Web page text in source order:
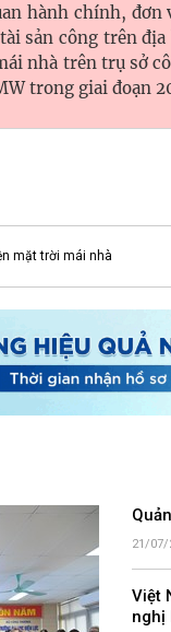
hành chính, đơn
sản công trên
nhà trên trụ sở
trong giai đoạn
mặt trời mái nhà
21/07/
Việt
nghị